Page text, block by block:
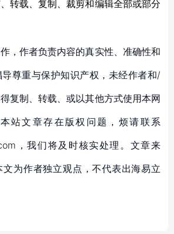
转载、复制、裁剪和编辑全部或部分
，作者负责内容的真实性、准确性和
尊重与保护知识产权，未经作者和/
复制、转载、或以其他方式使用本网
站文章存在版权问题，烦请联系
，我们将及时核实处理。文章来
为作者独立观点，不代表出海易立